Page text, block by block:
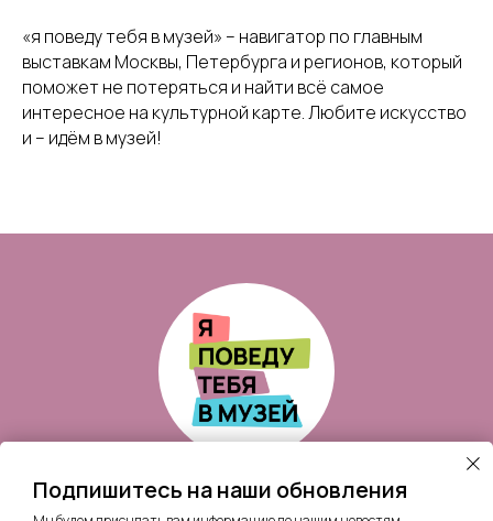
«я поведу тебя в музей» – навигатор по главным
выставкам Москвы, Петербурга и регионов, который
поможет не потеряться и найти всё самое
интересное на культурной карте. Любите искусство
и – идём в музей!
Подпишитесь на наши обновления